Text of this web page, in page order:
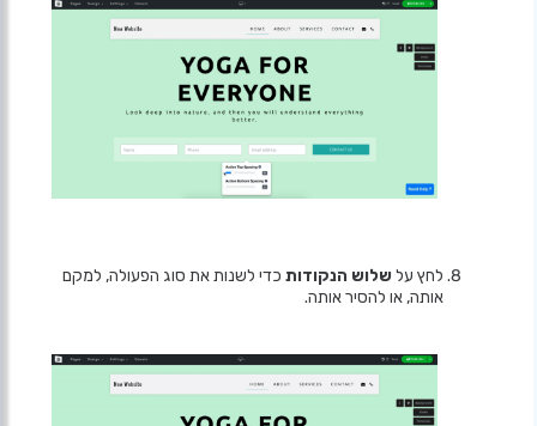
לחץ על שלוש הנקודות כדי לשנות את סוג הפעולה, למקם
אותה, או להסיר אותה.